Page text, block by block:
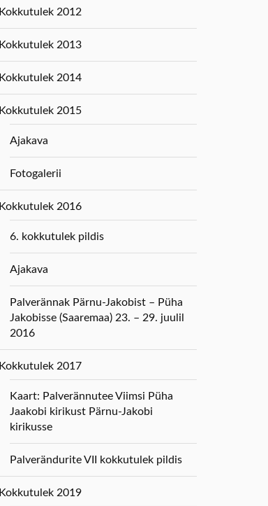
Kokkutulek 2012
Kokkutulek 2013
Kokkutulek 2014
Kokkutulek 2015
Ajakava
Fotogalerii
Kokkutulek 2016
6. kokkutulek pildis
Ajakava
Palverännak Pärnu-Jakobist – Püha
Jakobisse (Saaremaa) 23. – 29. juulil
2016
Kokkutulek 2017
Kaart: Palverännutee Viimsi Püha
Jaakobi kirikust Pärnu-Jakobi
kirikusse
Palverändurite VII kokkutulek pildis
Kokkutulek 2019